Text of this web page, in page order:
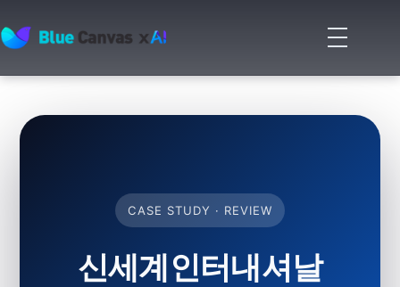
BLUECANVAS
메
뉴
기
CASE STUDY · REVIEW
신세계인터내셔날